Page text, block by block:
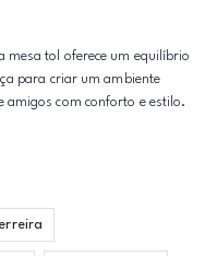
mesa tol oferece um equilíbrio
para criar um ambiente
amigos com conforto e estilo.